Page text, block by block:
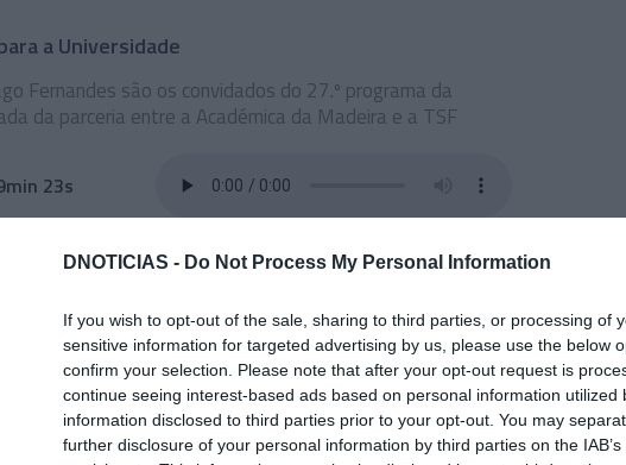
DNOTICIAS - Do Not Process My Personal Information
If you wish to opt-out of the sale, sharing to third parties, or processing of
sensitive information for targeted advertising by us, please use the below
confirm your selection. Please note that after your opt-out request is
continue seeing interest-based ads based on personal information utilized
information disclosed to third parties prior to your opt-out. You may
further disclosure of your personal information by third parties on the
a Universidade
Fernandes são os convidados do 27.º programa da
da parceria entre a Académica da Madeira e a TSF
23s
da Costa sãos os convidados do 26.º programa da
da parceria entre a Académica da Madeira e a TSF